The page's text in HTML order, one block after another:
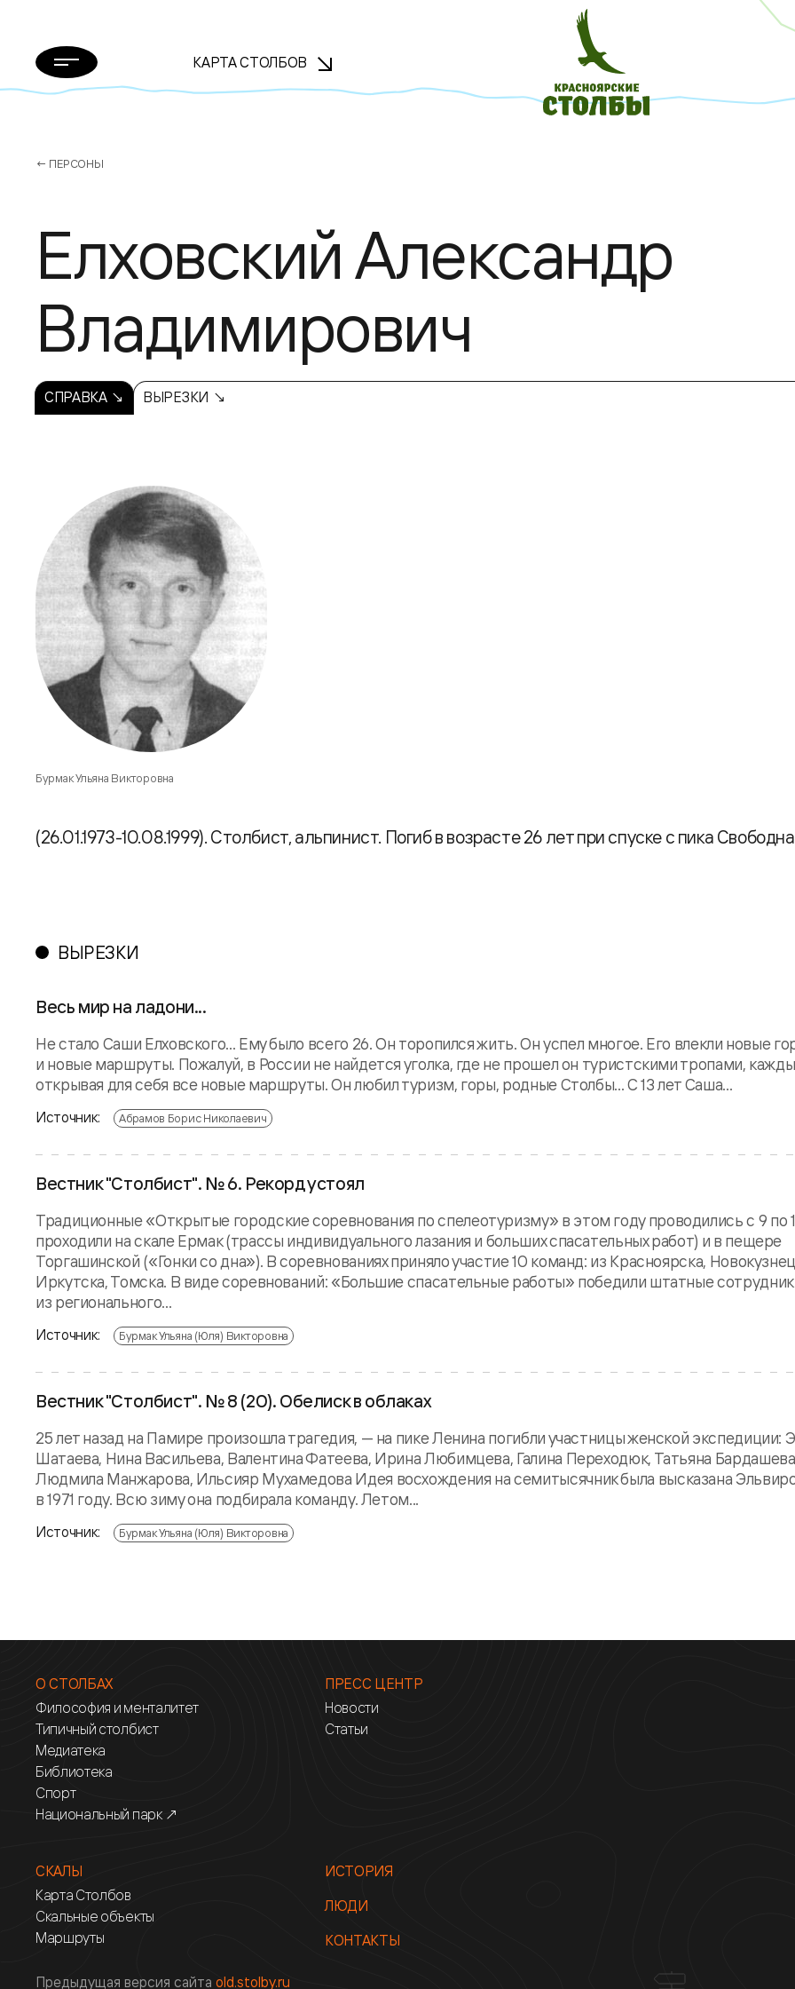
КАРТА СТОЛБОВ
← ПЕРСОНЫ
Елховский Александр
Владимирович
СПРАВКА ↘ ВЫРЕЗКИ ↘
(26.01.1973-10.08.1999). Столбист, альпинист. Погиб в возрасте 26 лет при спуске с пика
Бурмак Ульяна Викторовна
ВЫРЕЗКИ
Весь мир на ладони...
Не стало Саши Елховского... Ему было всего 26. Он торопился жить. Он успел многое. Его влекли новые
и новые маршруты. Пожалуй, в России не найдется уголка, где не прошел он туристскими тропами,
открывая для себя все новые маршруты. Он любил туризм, горы, родные Столбы... С 13 лет Саша...
Источник: Абрамов Борис Николаевич
Вестник "Столбист". № 6. Рекорд устоял
Традиционные «Открытые городские соревнования по спелеотуризму» в этом году проводились с 9 по
проходили на скале Ермак (трассы индивидуального лазания и больших спасательных работ) и в пещере
Торгашинской («Гонки со дна»). В соревнованиях приняло участие 10 команд: из Красноярска,
Иркутска, Томска. В виде соревнований: «Большие спасательные работы» победили штатные
из регионального...
Источник: Бурмак Ульяна (Юля) Викторовна
Вестник "Столбист". № 8 (20). Обелиск в облаках
25 лет назад на Памире произошла трагедия, — на пике Ленина погибли участницы женской экспедиции:
Шатаева, Нина Васильева, Валентина Фатеева, Ирина Любимцева, Галина Переходюк, Татьяна
Людмила Манжарова, Ильсияр Мухамедова Идея восхождения на семитысячник была высказана
в 1971 году. Всю зиму она подбирала команду. Летом...
Источник: Бурмак Ульяна (Юля) Викторовна
О СТОЛБАХ
Философия и менталитет
Типичный столбист
Медиатека
Библиотека
Спорт
Национальный парк ↗
ПРЕСС ЦЕНТР
Новости
Статьи
СКАЛЫ
Карта Столбов
Скальные объекты
Маршруты
ИСТОРИЯ
ЛЮДИ
КОНТАКТЫ
Предыдущая версия сайта old.stolby.ru